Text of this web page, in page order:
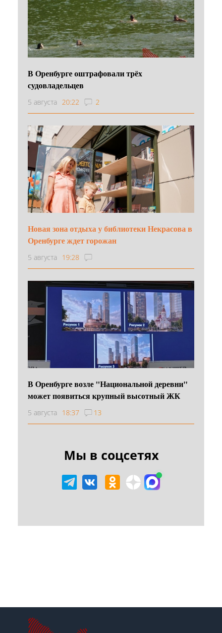
В Оренбурге оштрафовали трёх
судовладельцев
5 августа 20:22 2
Новая зона отдыха у библиотеки Некрасова в
Оренбурге ждет горожан
5 августа 19:28
В Оренбурге возле "Национальной деревни"
может появиться крупный высотный ЖК
5 августа 18:37 13
Мы в соцсетях